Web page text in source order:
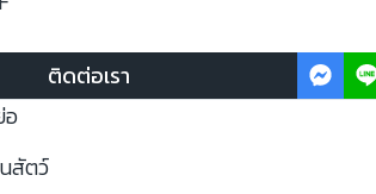
ติดต่อเรา
อ
สัตว์